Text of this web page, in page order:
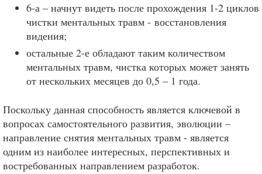
6-а – начнут видеть после прохождения 1-2 циклов
чистки ментальных травм - восстановления
видения;
остальные 2-е обладают таким количеством
ментальных травм, чистка которых может занять
от нескольких месяцев до 0,5 – 1 года.
Поскольку данная способность является ключевой в
вопросах самостоятельного развития, эволюции –
направление снятия ментальных травм - является
одним из наиболее интересных, перспективных и
востребованных направлением разработок.